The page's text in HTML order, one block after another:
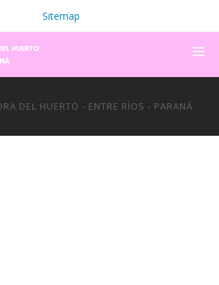
Sitemap
DEL HUERTO - ENTRE RÍOS - PARANÁ